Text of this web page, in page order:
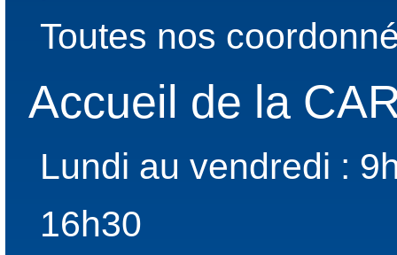
Toutes nos
Accueil de la
Lundi au vendredi :
16h30